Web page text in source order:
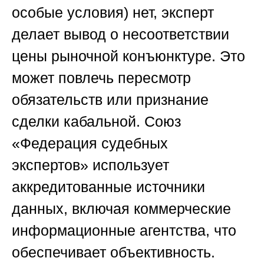
особые условия) нет, эксперт
делает вывод о несоответствии
цены рыночной конъюнктуре. Это
может повлечь пересмотр
обязательств или признание
сделки кабальной. Союз
«Федерация судебных
экспертов» использует
аккредитованные источники
данных, включая коммерческие
информационные агентства, что
обеспечивает объективность.